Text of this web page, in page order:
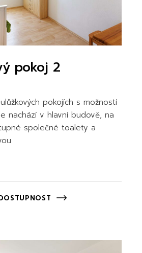
pokoj 2
pokojích s možností
nachází v hlavní budově, na
společné toalety a